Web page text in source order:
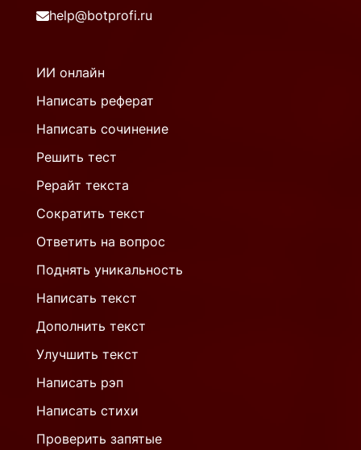
help@botprofi.ru
ИИ онлайн
Написать реферат
Написать сочинение
Решить тест
Рерайт текста
Сократить текст
Ответить на вопрос
Поднять уникальность
Написать текст
Дополнить текст
Улучшить текст
Написать рэп
Написать стихи
Проверить запятые